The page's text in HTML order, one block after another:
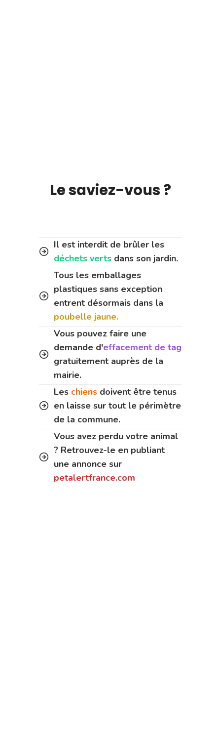
Le saviez-vous ?
Il est interdit de brûler les
déchets verts dans son jardin.
Tous les emballages
plastiques sans exception
entrent désormais dans la
poubelle jaune.
Vous pouvez faire une
demande d'effacement de tag
gratuitement auprès de la
mairie.
Les chiens doivent être tenus
en laisse sur tout le périmètre
de la commune.
Vous avez perdu votre animal
? Retrouvez-le en publiant
une annonce sur
petalertfrance.com